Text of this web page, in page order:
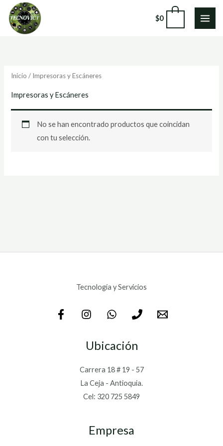
contenido
$0
Inicio / Impresoras y Escáneres
Impresoras y Escáneres
No se han encontrado productos que coincidan
con tu selección.
Tecnología y Servicios
Ubicación
Carrera 18 # 19 - 57
La Ceja - Antioquia.
Cel: 320 725 5849
Empresa